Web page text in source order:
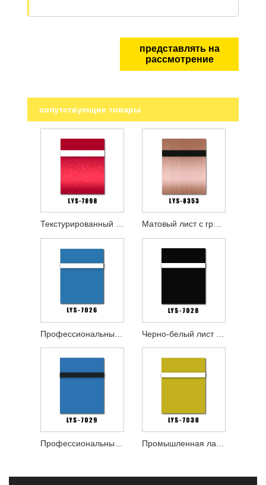
представлять на
рассмотрение
сопутствующие товары
Текстурированный красно-белый лист с гравировкой Матовый лист с гравировкой из розового золота и черного цвета